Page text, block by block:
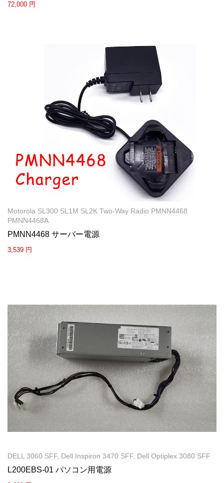
72,000 円
Motorola SL300 SL1M SL2K Two-Way Radio PMNN4468
PMNN4468A
PMNN4468 サーバー電源
3,539 円
DELL 3060 SFF, Dell Inspiron 3470 SFF, Dell Optiplex 3080 SFF
L200EBS-01 パソコン用電源